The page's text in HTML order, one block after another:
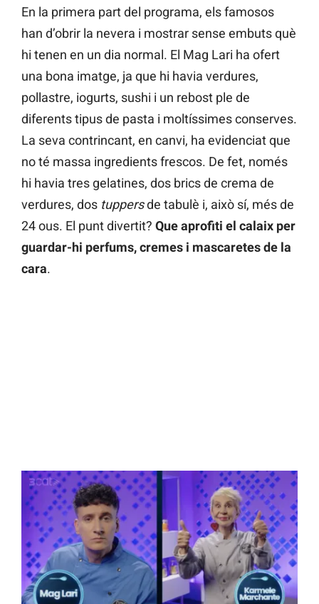
En la primera part del programa, els famosos
han d’obrir la nevera i mostrar sense embuts què
hi tenen en un dia normal. El Mag Lari ha ofert
una bona imatge, ja que hi havia verdures,
pollastre, iogurts, sushi i un rebost ple de
diferents tipus de pasta i moltíssimes conserves.
La seva contrincant, en canvi, ha evidenciat que
no té massa ingredients frescos. De fet, només
hi havia tres gelatines, dos brics de crema de
verdures, dos tuppersde tabulè i, això sí, més de
24 ous. El punt divertit? Que aprofiti el calaix per
guardar-hi perfums, cremes i mascaretes de la
cara.